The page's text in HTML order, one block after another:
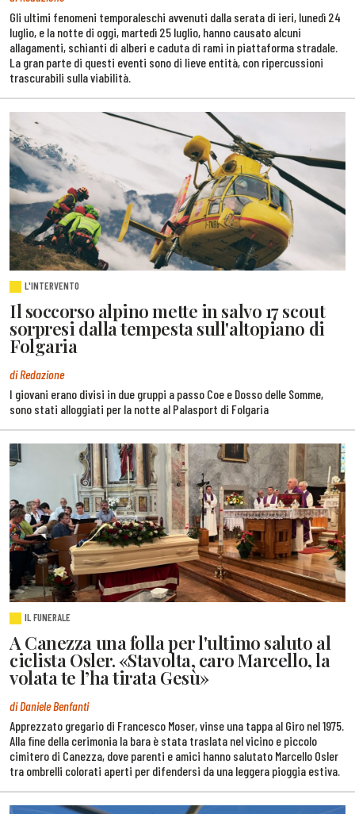
Gli ultimi fenomeni temporaleschi avvenuti dalla serata di ieri, lunedì 24
luglio, e la notte di oggi, martedì 25 luglio, hanno causato alcuni
allagamenti, schianti di alberi e caduta di rami in piattaforma stradale.
La gran parte di questi eventi sono di lieve entità, con ripercussioni
trascurabili sulla viabilità.
L'INTERVENTO
Il soccorso alpino mette in salvo 17 scout
sorpresi dalla tempesta sull'altopiano di
Folgaria
di Redazione
I giovani erano divisi in due gruppi a passo Coe e Dosso delle Somme,
sono stati alloggiati per la notte al Palasport di Folgaria
IL FUNERALE
A Canezza una folla per l'ultimo saluto al
ciclista Osler. «Stavolta, caro Marcello, la
volata te l’ha tirata Gesù»
di Daniele Benfanti
Apprezzato gregario di Francesco Moser, vinse una tappa al Giro nel 1975.
Alla fine della cerimonia la bara è stata traslata nel vicino e piccolo
cimitero di Canezza, dove parenti e amici hanno salutato Marcello Osler
tra ombrelli colorati aperti per difendersi da una leggera pioggia estiva.